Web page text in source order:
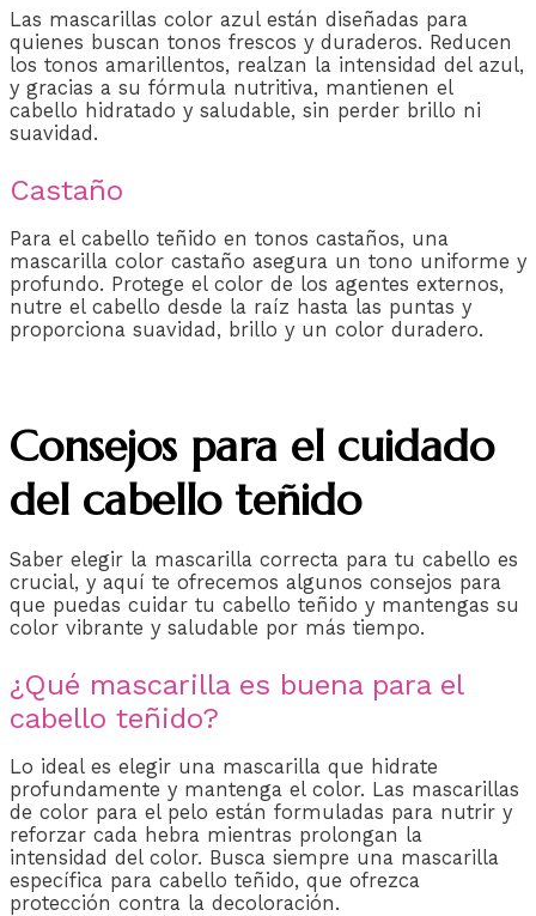
Las mascarillas color azul están diseñadas para
quienes buscan tonos frescos y duraderos. Reducen
los tonos amarillentos, realzan la intensidad del azul,
y gracias a su fórmula nutritiva, mantienen el
cabello hidratado y saludable, sin perder brillo ni
suavidad.
Castaño
Para el cabello teñido en tonos castaños, una
mascarilla color castaño asegura un tono uniforme y
profundo. Protege el color de los agentes externos,
nutre el cabello desde la raíz hasta las puntas y
proporciona suavidad, brillo y un color duradero.
Consejos para el cuidado
del cabello teñido
Saber elegir la mascarilla correcta para tu cabello es
crucial, y aquí te ofrecemos algunos consejos para
que puedas cuidar tu cabello teñido y mantengas su
color vibrante y saludable por más tiempo.
¿Qué mascarilla es buena para el
cabello teñido?
Lo ideal es elegir una mascarilla que hidrate
profundamente y mantenga el color. Las mascarillas
de color para el pelo están formuladas para nutrir y
reforzar cada hebra mientras prolongan la
intensidad del color. Busca siempre una mascarilla
específica para cabello teñido, que ofrezca
protección contra la decoloración.